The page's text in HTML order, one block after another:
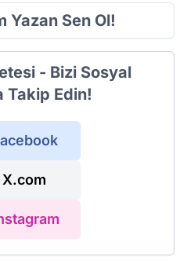
Yazan Sen Ol!
- Bizi Sosyal
Takip Edin!
X.com